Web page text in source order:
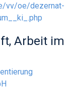
vv/oe/dezernat-
Arbeit im